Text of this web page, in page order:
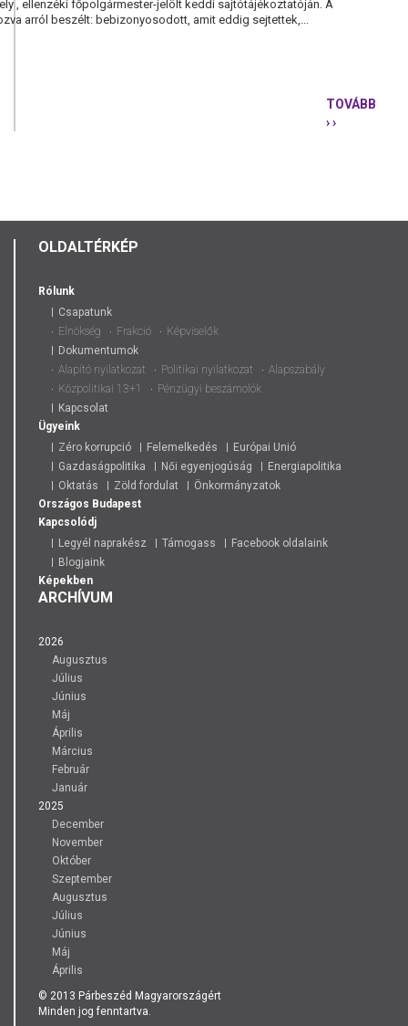
, ellenzéki főpolgármester-jelölt keddi sajtótájékoztatóján. A
arról beszélt: bebizonyosodott, amit eddig sejtettek,...
TOVÁBB
› ›
OLDALTÉRKÉP
Rólunk
Csapatunk
Elnökség
Frakció
Képviselők
Dokumentumok
Alapító nyilatkozat
Politikai nyilatkozat
Alapszabály
Közpolitikai 13+1
Pénzügyi beszámolók
Kapcsolat
Ügyeink
Zéro korrupció
Felemelkedés
Európai Unió
Gazdaságpolitika
Női egyenjogúság
Energiapolitika
Oktatás
Zöld fordulat
Önkormányzatok
Országos Budapest
Kapcsolódj
Legyél naprakész
Támogass
Facebook oldalaink
Blogjaink
Képekben
ARCHÍVUM
2026
Augusztus
Július
Június
Máj
Április
Március
Február
Január
2025
December
November
Október
Szeptember
Augusztus
Július
Június
Máj
Április
© 2013 Párbeszéd Magyarországért
Minden jog fenntartva.